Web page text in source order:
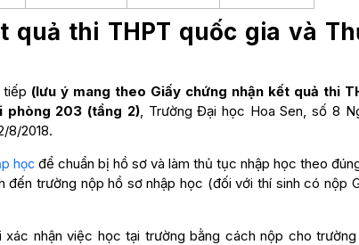
quả thi THPT quốc gia và
tiếp (lưu ý mang theo Giấy chứng nhận kết quả thi
phòng 203 (tầng 2), Trường Đại học Hoa Sen, số 8
8/2018.
học để chuẩn bị hồ sơ và làm thủ tục nhập học theo
đến trường nộp hồ sơ nhập học (đối với thí sinh có nộp
nhận việc học tại trường bằng cách nộp cho trường